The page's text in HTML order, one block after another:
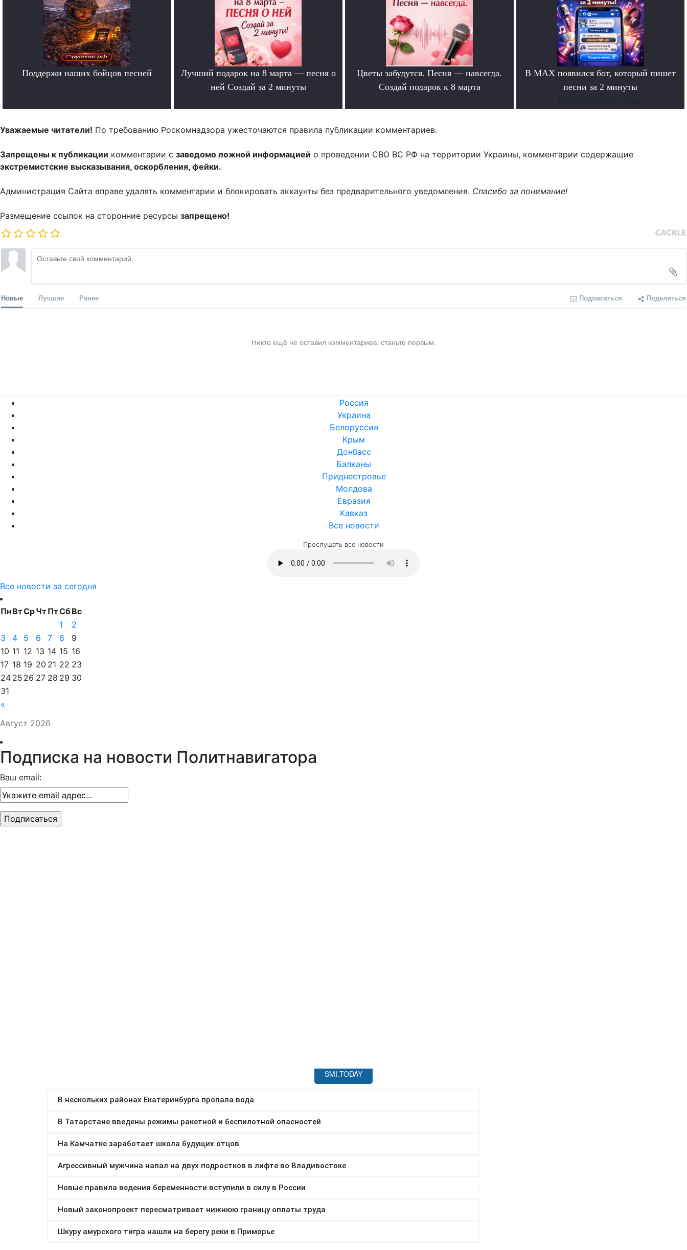
Поддержи наших бойцов песней
Лучший подарок на 8 марта — песня о
ней Создай за 2 минуты
Цветы забудутся. Песня — навсегда.
Создай подарок к 8 марта
В MAX появился бот, который пишет
песни за 2 минуты
Уважаемые читатели! По требованию Роскомнадзора ужесточаются правила публикации комментариев.
Запрещены к публикации комментарии с заведомо ложной информацией о проведении СВО ВС РФ на территории Украины, комментарии содержащие
экстремистские высказывания, оскорбления, фейки.
Администрация Сайта вправе удалять комментарии и блокировать аккаунты без предварительного уведомления. Спасибо за понимание!
Размещение ссылок на сторонние ресурсы запрещено!
Новые Лучшие Ранее Подписаться Поделиться
Никто ещё не оставил комментариев, станьте первым.
Россия
Украина
Белоруссия
Крым
Донбасс
Балканы
Приднестровье
Молдова
Евразия
Кавказ
Все новости
Прослушать все новости
Все новости за сегодня
Август 2026
ПнВтСрЧтПтСбВс
«
1
2
3
4 5 6 7 8
9
10 11 12 13 14 15 16
17 18 19 20 21 22 23
24 25 26 27 28 29 30
31
Подписка на новости Политнавигатора
Ваш email: